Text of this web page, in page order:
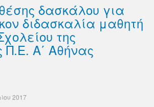
δασκάλου για
διδασκαλία μαθητή
της
Π.Ε. Α΄ Αθήνας
2017